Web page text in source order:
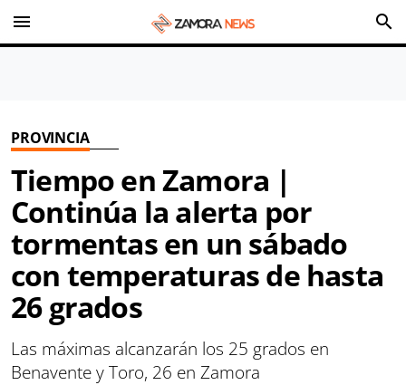
menu search
PROVINCIA
Tiempo en Zamora |
Continúa la alerta por
tormentas en un sábado
con temperaturas de hasta
26 grados
Las máximas alcanzarán los 25 grados en
Benavente y Toro, 26 en Zamora